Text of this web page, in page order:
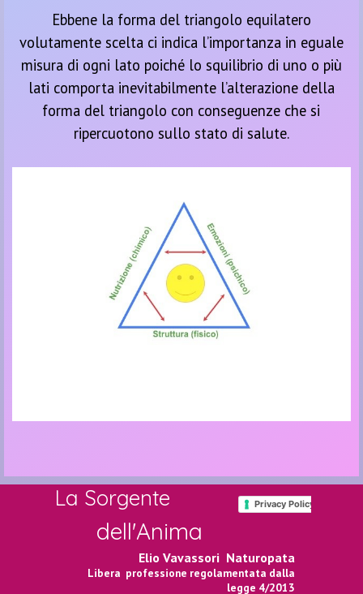
Ebbene la forma del triangolo equilatero
volutamente scelta ci indica l’importanza in eguale
misura di ogni lato poiché lo squilibrio di uno o più
lati comporta inevitabilmente l’alterazione della
forma del triangolo con conseguenze che si
ripercuotono sullo stato di salute.
dell'Anima
La Sorgente
Elio Vavassori Naturopata
Libera professione regolamentata dalla
legge 4/2013
Privacy Policy